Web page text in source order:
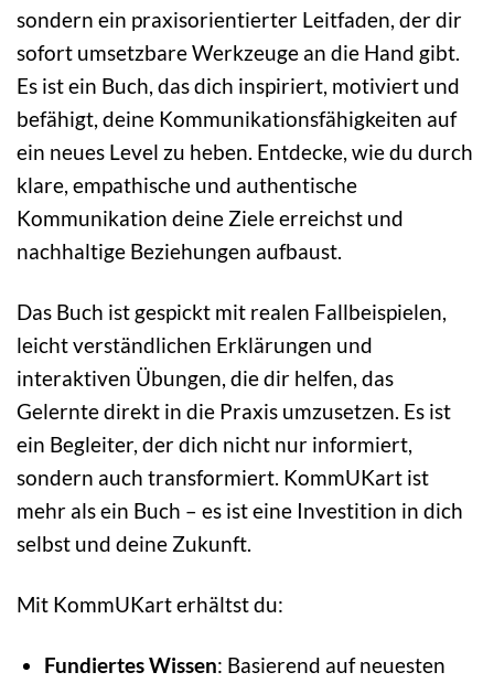
sondern ein praxisorientierter Leitfaden, der dir
sofort umsetzbare Werkzeuge an die Hand gibt.
Es ist ein Buch, das dich inspiriert, motiviert und
befähigt, deine Kommunikationsfähigkeiten auf
ein neues Level zu heben. Entdecke, wie du durch
klare, empathische und authentische
Kommunikation deine Ziele erreichst und
nachhaltige Beziehungen aufbaust.
Das Buch ist gespickt mit realen Fallbeispielen,
leicht verständlichen Erklärungen und
interaktiven Übungen, die dir helfen, das
Gelernte direkt in die Praxis umzusetzen. Es ist
ein Begleiter, der dich nicht nur informiert,
sondern auch transformiert. KommUKart ist
mehr als ein Buch – es ist eine Investition in dich
selbst und deine Zukunft.
Mit KommUKart erhältst du:
Fundiertes Wissen: Basierend auf neuesten